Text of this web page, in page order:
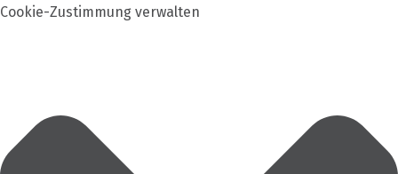
Cookie-Zustimmung verwalten